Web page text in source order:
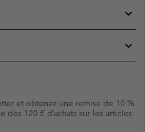
et obtenez une remise de 10 %
120 € d’achats sur les articles